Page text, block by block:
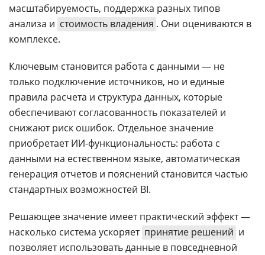
масштабируемость, поддержка разных типов
анализа и стоимость владения . Они оцениваются в
комплексе.
Ключевым становится работа с данными — не
только подключение источников, но и единые
правила расчета и структура данных, которые
обеспечивают согласованность показателей и
снижают риск ошибок. Отдельное значение
приобретает ИИ-функциональность: работа с
данными на естественном языке, автоматическая
генерация отчетов и пояснений становится частью
стандартных возможностей BI.
Решающее значение имеет практический эффект —
насколько система ускоряет принятие решений и
позволяет использовать данные в повседневной